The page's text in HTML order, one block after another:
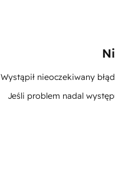
Wystąpił nieoczekiwany
Jeśli problem nadal